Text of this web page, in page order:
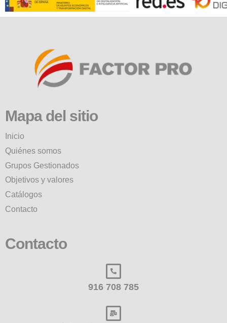
Mapa del sitio
Inicio
Quiénes somos
Grupos Gestionados
Objetivos y valores
Catálogos
Contacto
Contacto
916 708 785